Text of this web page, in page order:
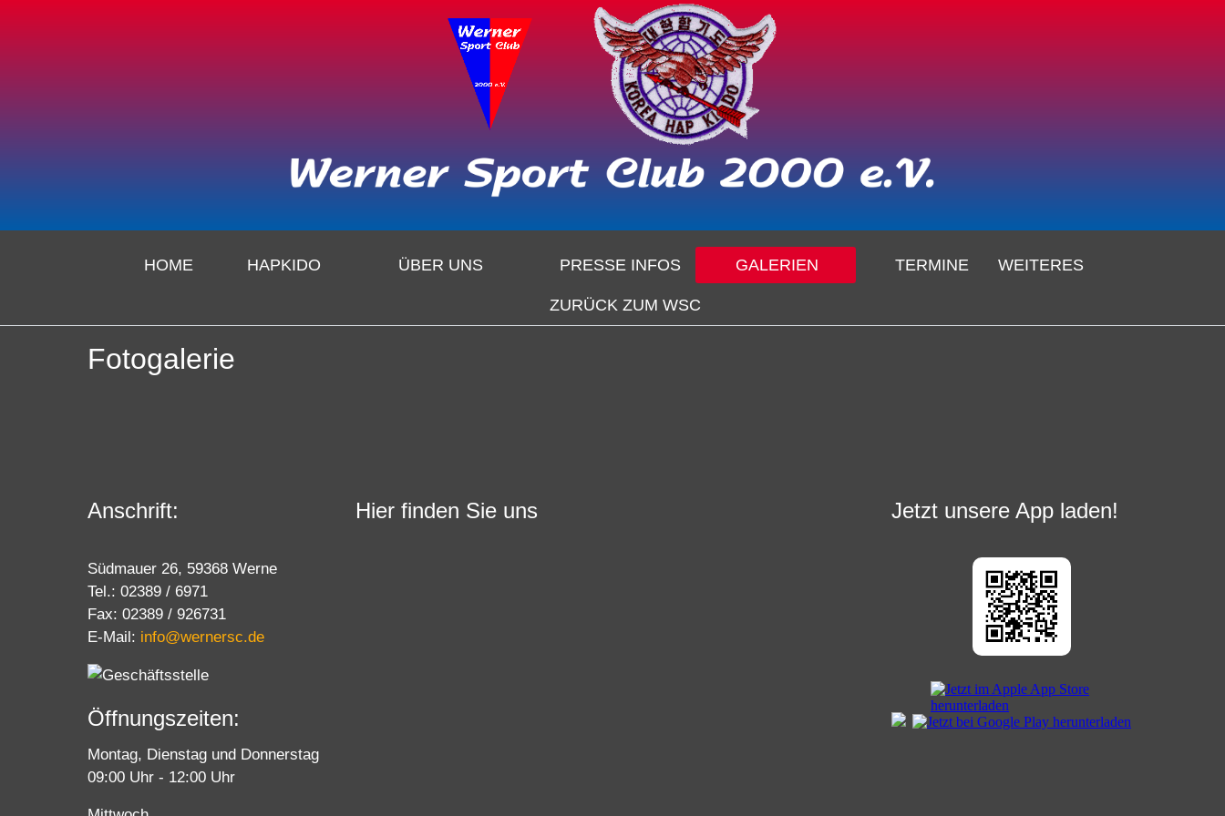
HOME HAPKIDO ÜBER UNS PRESSE INFOS GALERIEN TERMINE WEITERES
ZURÜCK ZUM WSC
Fotogalerie
Anschrift:
Südmauer 26, 59368 Werne
Tel.: 02389 / 6971
Fax: 02389 / 926731
E-Mail: info@wernersc.de
Öffnungszeiten:
Montag, Dienstag und Donnerstag
09:00 Uhr - 12:00 Uhr
Hier finden Sie uns Jetzt unsere App laden!